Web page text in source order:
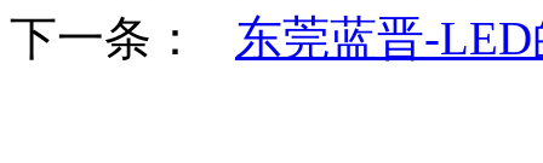
下一条： 东莞蓝晋-